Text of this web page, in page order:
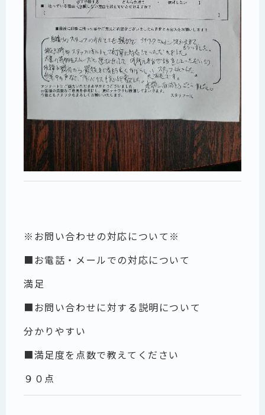
※お問い合わせの対応について※
■お電話・メールでの対応について
満足
■お問い合わせに対する説明について
分かりやすい
■満足度を点数で教えてください
９０点